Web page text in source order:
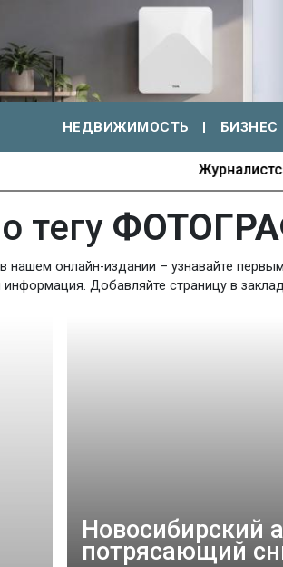
НЕДВИЖИМОСТЬ БИЗНЕС
Сиб.фм 70 лет
тегу
нашем онлайн-издании – узнавайте
Добавляйте страницу в
Новосибирский
потрясающий